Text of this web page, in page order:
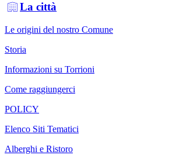
La città
Le origini del nostro Comune
Storia
Informazioni su Torrioni
Come raggiungerci
POLICY
Elenco Siti Tematici
Alberghi e Ristoro